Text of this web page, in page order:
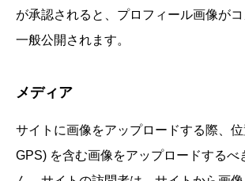
が承認されると、プロフィール画像が
一般公開されます。
メディア
サイトに画像をアップロードする際、
GPS) を含む画像をアップロードするべ